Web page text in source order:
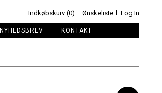
Indkøbskurv (0) Ønskeliste Log In
NYHEDSBREV KONTAKT